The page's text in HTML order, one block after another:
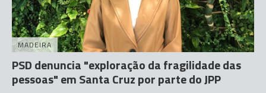
MADEIRA
PSD denuncia "exploração da fragilidade das
pessoas" em Santa Cruz por parte do JPP